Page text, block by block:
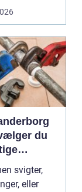
valg til
du
svigter,
eller